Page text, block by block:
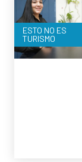
ESTO NO ES
TURISMO